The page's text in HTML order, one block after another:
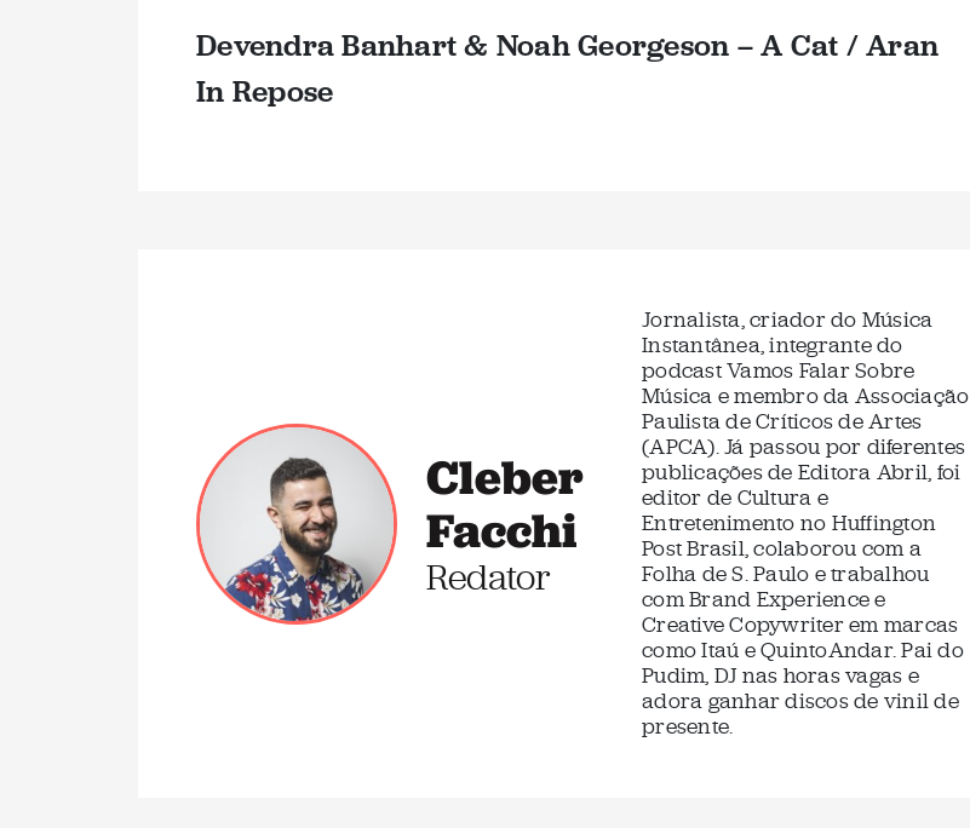
Devendra Banhart & Noah Georgeson – A Cat / Aran
In Repose
Cleber
Facchi
Redator
Jornalista, criador do Música
Instantânea, integrante do
podcast Vamos Falar Sobre
Música e membro da Associação
Paulista de Críticos de Artes
(APCA). Já passou por diferentes
publicações de Editora Abril, foi
editor de Cultura e
Entretenimento no Huffington
Post Brasil, colaborou com a
Folha de S. Paulo e trabalhou
com Brand Experience e
Creative Copywriter em marcas
como Itaú e QuintoAndar. Pai do
Pudim, DJ nas horas vagas e
adora ganhar discos de vinil de
presente.